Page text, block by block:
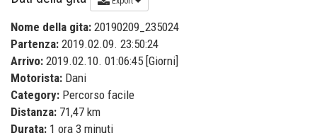
Nome della gita: 20190209_235024
Partenza: 2019.02.09. 23:50:24
Arrivo: 2019.02.10. 01:06:45 [Giorni]
Motorista: Dani
Category: Percorso facile
Distanza: 71,47 km
Durata: 1 ora 3 minuti